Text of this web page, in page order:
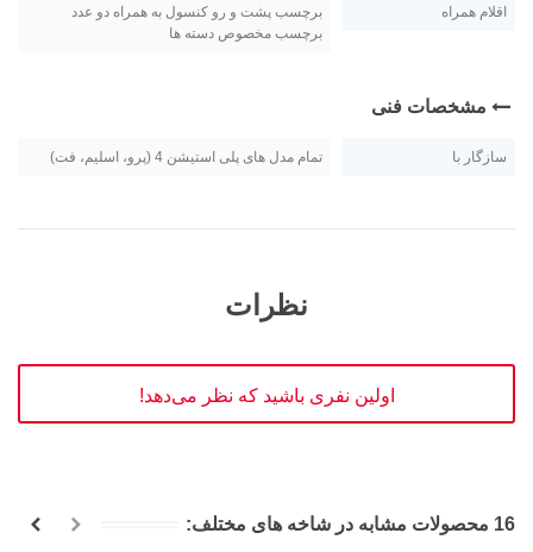
اقلام همراه
برچسب پشت و رو کنسول به همراه دو عدد
برچسب مخصوص دسته ها
مشخصات فنی
سازگار با تمام مدل های پلی استیشن 4 (پرو، اسلیم، فت)
نظرات
اولین نفری باشید که نظر می‌دهد!
16 محصولات مشابه در شاخه های مختلف: